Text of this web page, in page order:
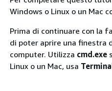
Windows o Linux o un Mac
Prima di continuare con la
di poter aprire una finestra
computer. Utilizza cmd.exe
Linux o un Mac, usa